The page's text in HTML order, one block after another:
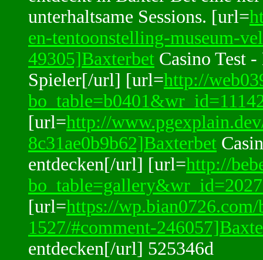
unterhaltsame Sessions. [url=
en-tentoonstelling-museum-
49305]Baxterbet Casino Test
Spieler[/url] [url=http://
[url=http://
8c31ae0b9b62]Baxterbet
entdecken[/url] [url=http://
[url=https://
1527/#comment-
entdecken[/url] 525346d